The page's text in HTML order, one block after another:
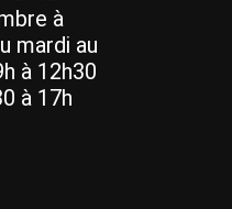
à
mardi au
à 12h30
à 17h